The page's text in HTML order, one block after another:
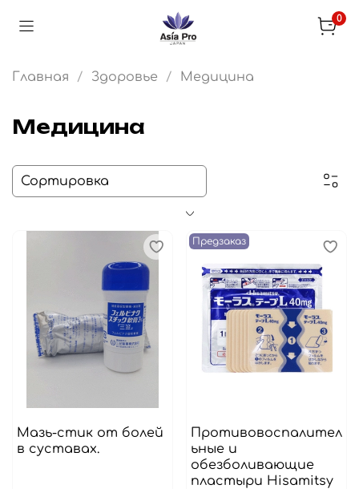
0
Главная Здоровье Медицина
Медицина
Мазь-стик от болей
в суставах.
Предзаказ
Противовоспалител
ьные и
обезболивающие
пластыри Hisamitsy